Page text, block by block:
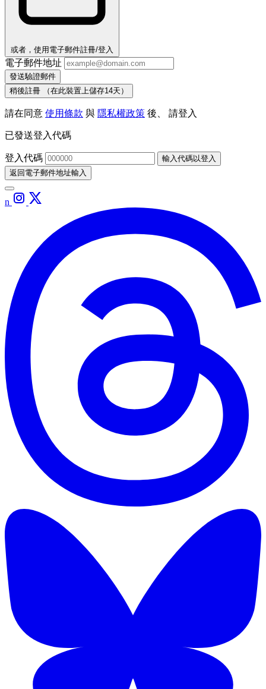
或者，使用電子郵件註冊/登入
電子郵件地址
發送驗證郵件
稍後註冊
（在此裝置上儲存14天）
請在同意 使用條款 與 隱私權政策 後、 請登入
已發送登入代碼
登入代碼
輸入代碼以登入
返回電子郵件地址輸入
n